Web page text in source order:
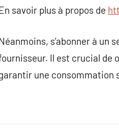
savoir plus à propos de
s’abonner à
Il est crucial de
une consommation